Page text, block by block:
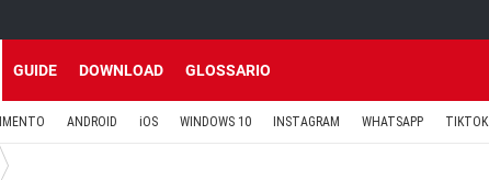
GUIDE DOWNLOAD GLOSSARIO
ANDROID iOS WINDOWS 10 INSTAGRAM WHATSAPP TIKTOK